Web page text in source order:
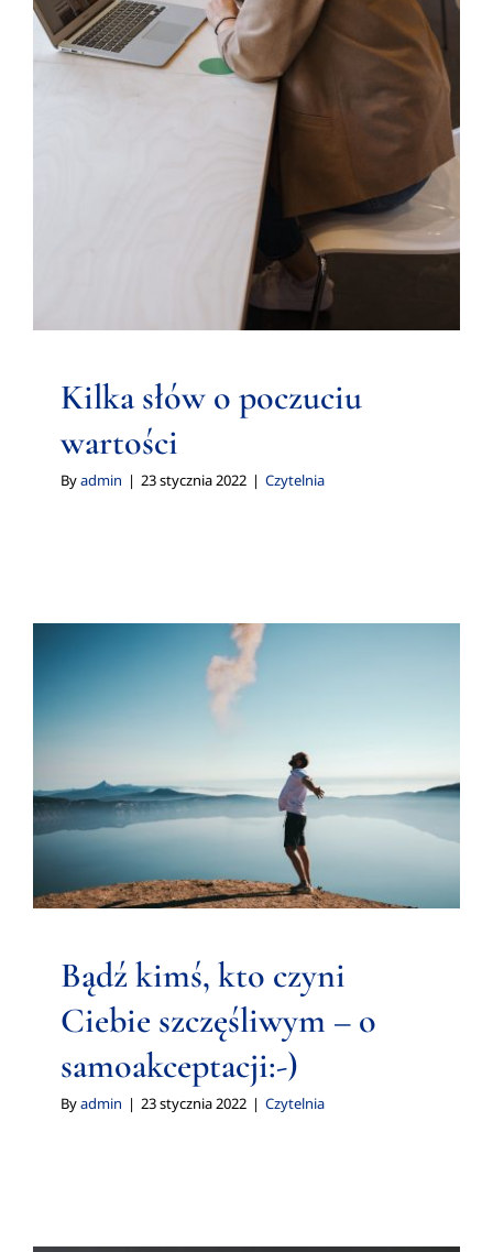
wartości
Czytelnia
Kilka słów o poczuciu
wartości
Byadmin | 23 stycznia 2022 | Czytelnia
Bądź kimś, kto czyni Ciebie
szczęśliwym – o
samoakceptacji:-)
Bądź kimś, kto czyni
Ciebie szczęśliwym – o
samoakceptacji:-)
Byadmin | 23 stycznia 2022 | Czytelnia